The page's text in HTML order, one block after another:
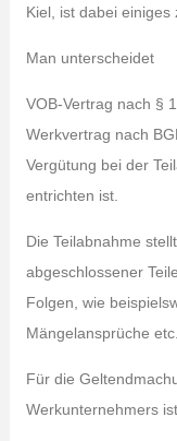
Kiel, ist dabei einiges
Man unterscheidet
VOB-Vertrag nach §
Werkvertrag nach
Vergütung bei der
entrichten ist.
Die Teilabnahme
abgeschlossener
Folgen, wie
Mängelansprüche etc.
Für die
Werkunternehmers